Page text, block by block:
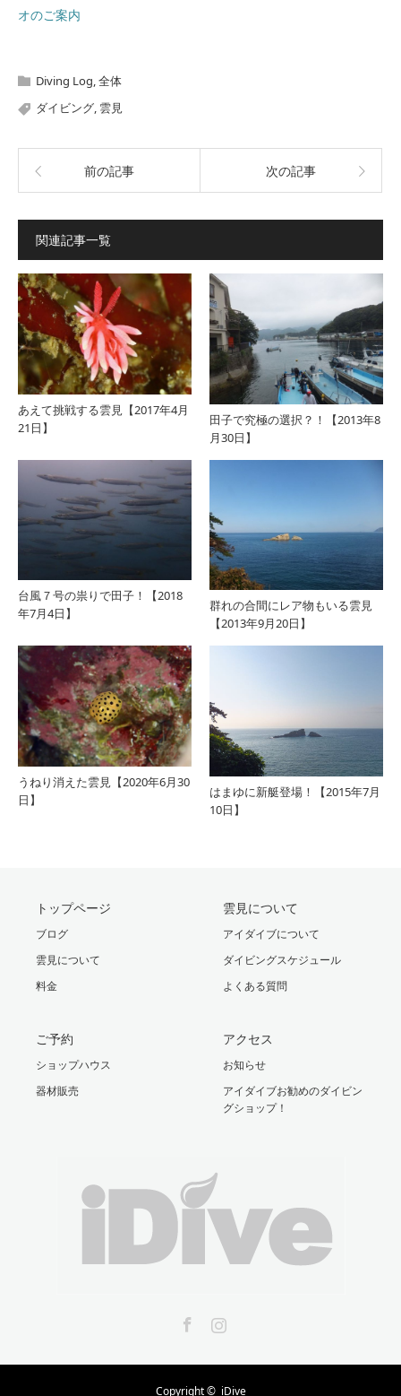
オのご案内
Diving Log,全体
ダイビング, 雲見
前の記事 次の記事
関連記事一覧
あえて挑戦する雲見【2017年4月
21日】
田子で究極の選択？！【2013年8
月30日】
台風７号の祟りで田子！【2018
年7月4日】
群れの合間にレア物もいる雲見
【2013年9月20日】
うねり消えた雲見【2020年6月30
日】
はまゆに新艇登場！【2015年7月
10日】
トップページ
ブログ
雲見について
料金
雲見について
アイダイブについて
ダイビングスケジュール
よくある質問
ご予約
ショップハウス
器材販売
アクセス
お知らせ
アイダイブお勧めのダイビン
グショップ！
Copyright © iDive